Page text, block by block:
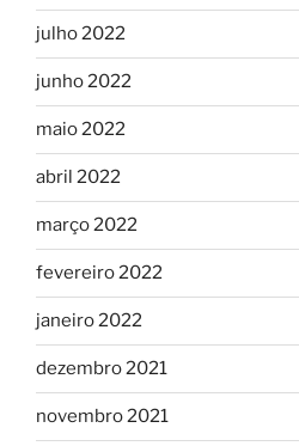
julho 2022
junho 2022
maio 2022
abril 2022
março 2022
fevereiro 2022
janeiro 2022
dezembro 2021
novembro 2021